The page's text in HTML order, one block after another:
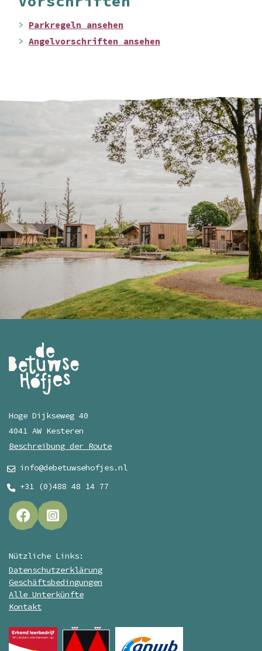
> Parkregeln ansehen
> Angelvorschriften ansehen
Hoge Dijkseweg 40
4041 AW Kesteren
Beschreibung der Route
info@debetuwsehofjes.nl
+31 (0)488 48 14 77
Nützliche Links:
Datenschutzerklärung
Geschäftsbedingungen
Alle Unterkünfte
Kontakt